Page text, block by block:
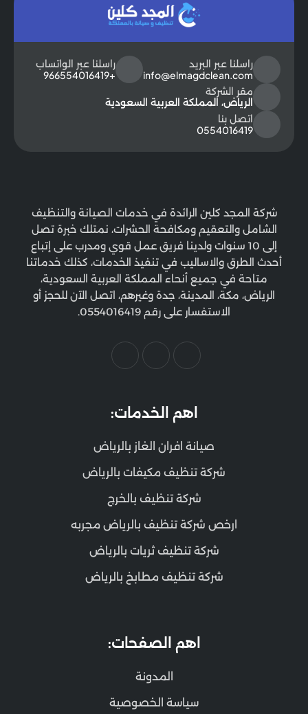
راسلنا عبر البريد
info@elmagdclean.com
راسلنا عبر الواتساب
+966554016419
مقر الشركة
الرياض، المملكة العربية السعودية
اتصل بنا
0554016419
شركة المجد كلين الرائدة في خدمات الصيانة والتنظيف
الشامل والتعقيم ومكافحة الحشرات، نمتلك خبرة تصل
إلى 10 سنوات ولدينا فريق عمل قوي ومدرب على إتباع
أحدث الطرق والاساليب في تنفيذ الخدمات، كذلك خدماتنا
متاحة في جميع أنحاء المملكة العربية السعودية،
الرياض، مكة، المدينة، جدة وغيرهم، اتصل الآن للحجز أو
الاستفسار على رقم 0554016419.
اهم الخدمات:
صيانة افران الغاز بالرياض
شركة تنظيف مكيفات بالرياض
شركة تنظيف بالخرج
ارخص شركة تنظيف بالرياض مجربه
شركة تنظيف ثريات بالرياض
شركة تنظيف مطابخ بالرياض
اهم الصفحات:
المدونة
سياسة الخصوصية